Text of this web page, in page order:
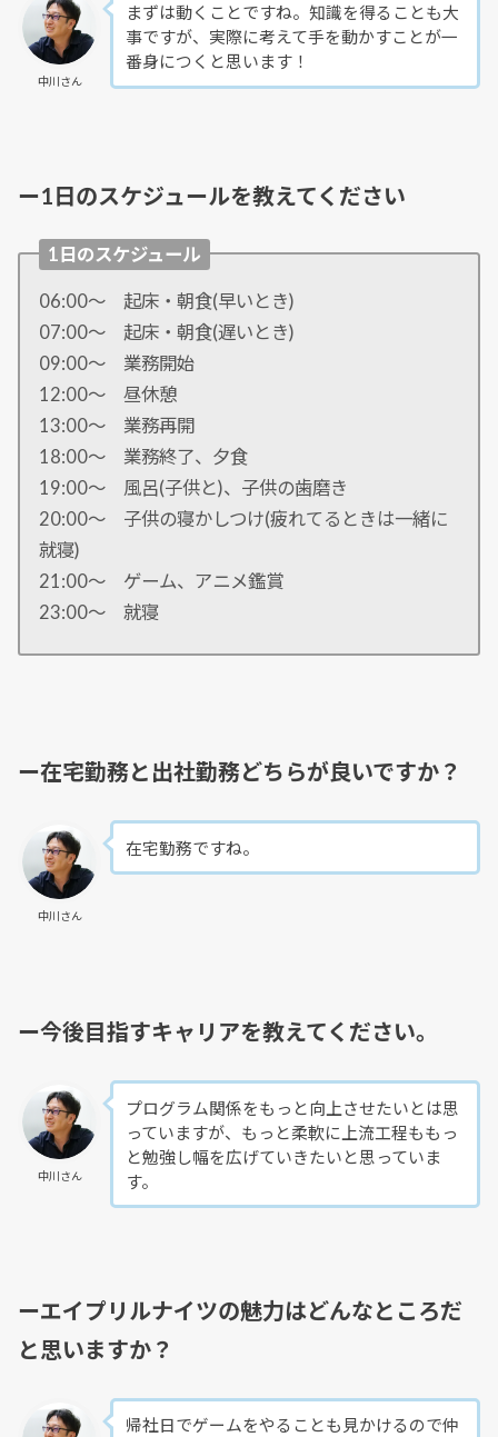
中川さん
まずは動くことですね。知識を得ることも大
事ですが、実際に考えて手を動かすことが一
番身につくと思います！
ー1日のスケジュールを教えてください
1日のスケジュール
06:00〜 起床・朝食(早いとき)
07:00〜 起床・朝食(遅いとき)
09:00〜 業務開始
12:00〜 昼休憩
13:00〜 業務再開
18:00〜 業務終了、夕食
19:00〜 風呂(子供と)、子供の歯磨き
20:00〜 子供の寝かしつけ(疲れてるときは一緒に
就寝)
21:00〜 ゲーム、アニメ鑑賞
23:00〜 就寝
ー在宅勤務と出社勤務どちらが良いですか？
中川さん
在宅勤務ですね。
ー今後目指すキャリアを教えてください。
中川さん
プログラム関係をもっと向上させたいとは思
っていますが、もっと柔軟に上流工程ももっ
と勉強し幅を広げていきたいと思っていま
す。
ーエイプリルナイツの魅力はどんなところだ
と思いますか？
帰社日でゲームをやることも見かけるので仲